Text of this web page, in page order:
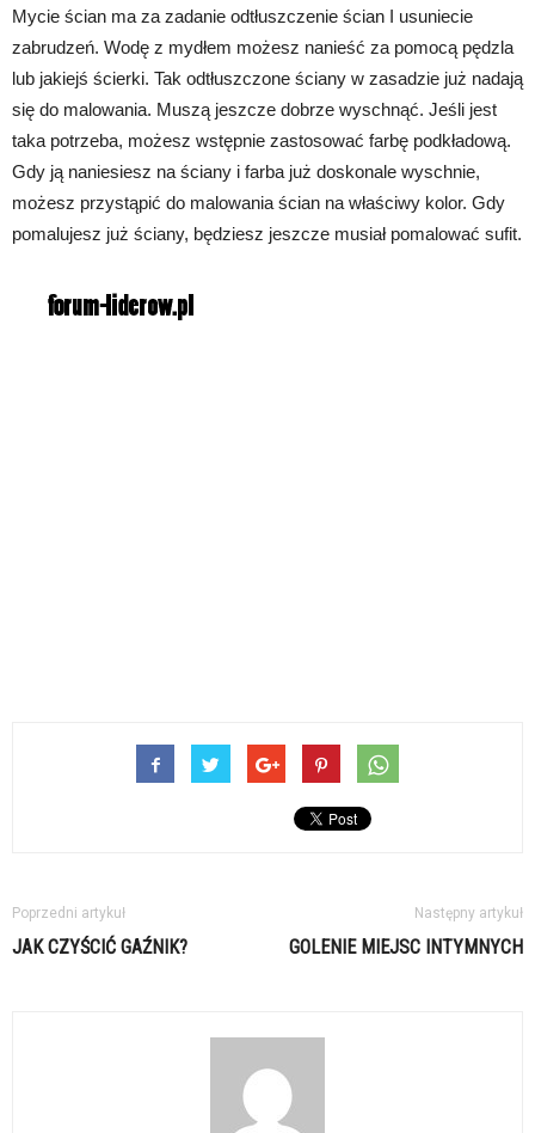
Mycie ścian ma za zadanie odtłuszczenie ścian I usuniecie
zabrudzeń. Wodę z mydłem możesz nanieść za pomocą pędzla
lub jakiejś ścierki. Tak odtłuszczone ściany w zasadzie już nadają
się do malowania. Muszą jeszcze dobrze wyschnąć. Jeśli jest
taka potrzeba, możesz wstępnie zastosować farbę podkładową.
Gdy ją naniesiesz na ściany i farba już doskonale wyschnie,
możesz przystąpić do malowania ścian na właściwy kolor. Gdy
pomalujesz już ściany, będziesz jeszcze musiał pomalować sufit.
Poprzedni artykuł
JAK CZYŚCIĆ GAŹNIK?
Następny artykuł
GOLENIE MIEJSC INTYMNYCH